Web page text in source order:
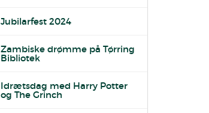
Jubilarfest 2024
Zambiske drømme på Tørring
Bibliotek
Idrætsdag med Harry Potter
og The Grinch